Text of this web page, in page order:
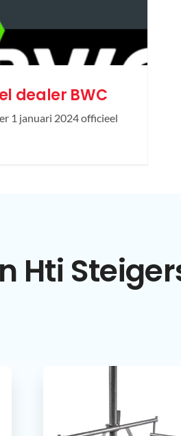
dealer BWC
1 januari 2024 officieel
Hti